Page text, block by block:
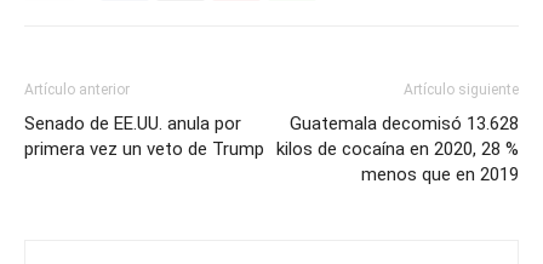
Artículo anterior
Senado de EE.UU. anula por
primera vez un veto de Trump
Artículo siguiente
Guatemala decomisó 13.628
kilos de cocaína en 2020, 28 %
menos que en 2019